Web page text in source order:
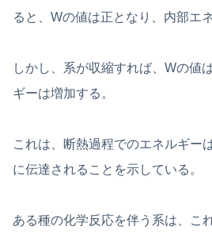
ると、Wの値は正となり、内部エ
しかし、系が収縮すれば、Wの値
ギーは増加する。
これは、断熱過程でのエネルギー
に伝達されることを示している。
ある種の化学反応を伴う系は、こ